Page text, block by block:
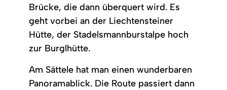
Brücke, die dann überquert wird. Es
geht vorbei an der Liechtensteiner
Hütte, der Stadelsmannburstalpe hoch
zur Burglhütte.
Am Sättele hat man einen wunderbaren
Panoramablick. Die Route passiert dann